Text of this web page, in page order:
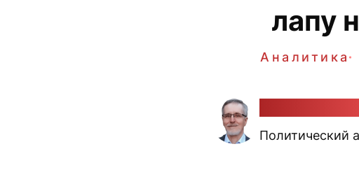
лапу
Аналитика
Политический